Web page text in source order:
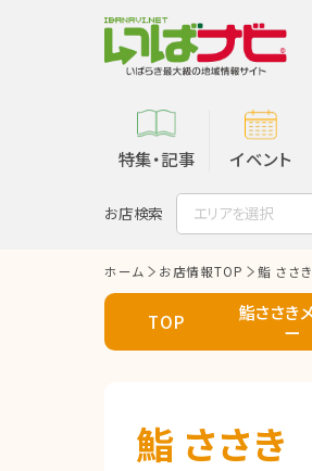
特集・記事 イベント
お店検索 エリアを選択
ホーム お店情報TOP 鮨 ささき
TOP
鮨ささき
ー
鮨 ささき